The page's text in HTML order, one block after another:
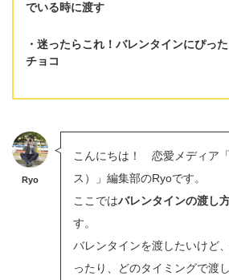
でいる時に渡す
迷ったらこれ！バレンタインにぴっ
チョコ
Ryo
こんにちは！ 恋愛メディア
ス）」編集部のRyoです。
ここではバレンタインの渡し
す。
バレンタインを渡したいけど
ったり、どのタイミングで渡